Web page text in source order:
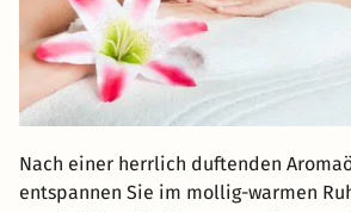
Nach einer herrlich duftenden
entspannen Sie im mollig-warmen